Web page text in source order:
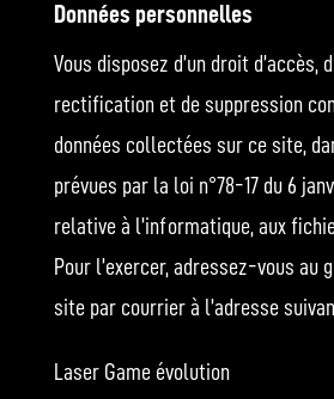
Données personnelles
Vous disposez d’un droit d’accès,
rectification et de suppression
données collectées sur ce site,
prévues par la loi n°78-17 du 6
relative à l’informatique, aux
Pour l’exercer, adressez-vous au
site par courrier à l’adresse
Laser Game évolution